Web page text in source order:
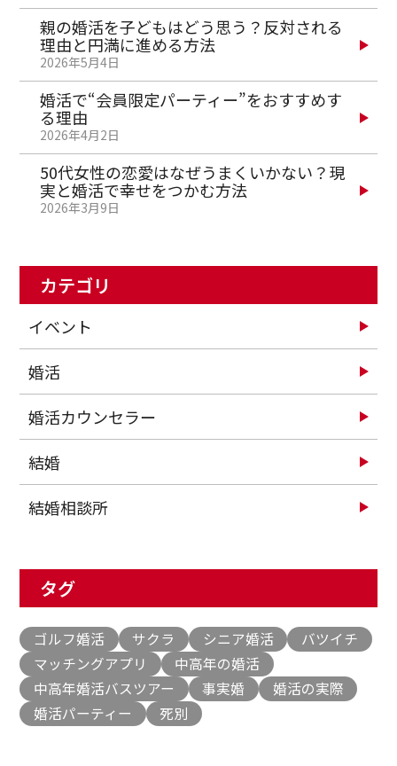
親の婚活を子どもはどう思う？反対される
理由と円満に進める方法
2026年5月4日
婚活で“会員限定パーティー”をおすすめす
る理由
2026年4月2日
50代女性の恋愛はなぜうまくいかない？現
実と婚活で幸せをつかむ方法
2026年3月9日
カテゴリ
イベント
婚活
婚活カウンセラー
結婚
結婚相談所
タグ
ゴルフ婚活 サクラ シニア婚活
バツイチ
マッチングアプリ
中高年の婚活
中高年婚活バスツアー
事実婚
婚活の実際
婚活パーティー
死別